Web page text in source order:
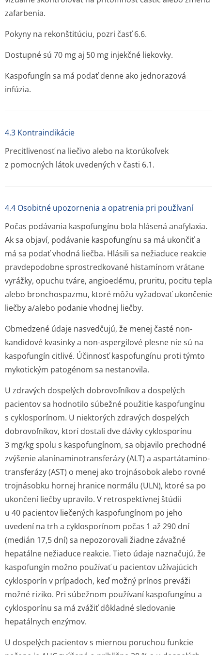
zafarbenia.
Pokyny na rekonštitúciu, pozri časť 6.6.
Dostupné sú 70 mg aj 50 mg injekčné liekovky.
Kaspofungín sa má podať denne ako jednorazová
infúzia.
4.3 Kontraindikácie
Precitlivenosť na liečivo alebo na ktorúkoľvek
z pomocných látok uvedených v časti 6.1.
4.4 Osobitné upozornenia a opatrenia pri používaní
Počas podávania kaspofungínu bola hlásená anafylaxia.
Ak sa objaví, podávanie kaspofungínu sa má ukončiť a
má sa podať vhodná liečba. Hlásili sa nežiaduce reakcie
pravdepodobne sprostredkované histamínom vrátane
vyrážky, opuchu tváre, angioedému, pruritu, pocitu tepla
alebo bronchospazmu, ktoré môžu vyžadovať ukončenie
liečby a/alebo podanie vhodnej liečby.
Obmedzené údaje nasvedčujú, že menej časté non-
kandidové kvasinky a non-aspergilové plesne nie sú na
kaspofungín citlivé. Účinnosť kaspofungínu proti týmto
mykotickým patogénom sa nestanovila.
U zdravých dospelých dobrovoľníkov a dospelých
pacientov sa hodnotilo súbežné použitie kaspofungínu
s cyklosporínom. U niektorých zdravých dospelých
dobrovoľníkov, ktorí dostali dve dávky cyklosporínu
3 mg/kg spolu s kaspofungínom, sa objavilo prechodné
zvýšenie alanínaminotran­sferázy (ALT) a aspartátamino­
transferázy (AST) o menej ako trojnásobok alebo rovné
trojnásobku hornej hranice normálu (ULN), ktoré sa po
ukončení liečby upravilo. V retrospektívnej štúdii
u 40 pacientov liečených kaspofungínom po jeho
uvedení na trh a cyklosporínom počas 1 až 290 dní
(medián 17,5 dní) sa nepozorovali žiadne závažné
hepatálne nežiaduce reakcie. Tieto údaje naznačujú, že
kaspofungín možno používať u pacientov užívajúcich
cyklosporín v prípadoch, keď možný prínos preváži
možné riziko. Pri súbežnom používaní kaspofungínu a
cyklosporínu sa má zvážiť dôkladné sledovanie
hepatálnych enzýmov.
U dospelých pacientov s miernou poruchou funkcie